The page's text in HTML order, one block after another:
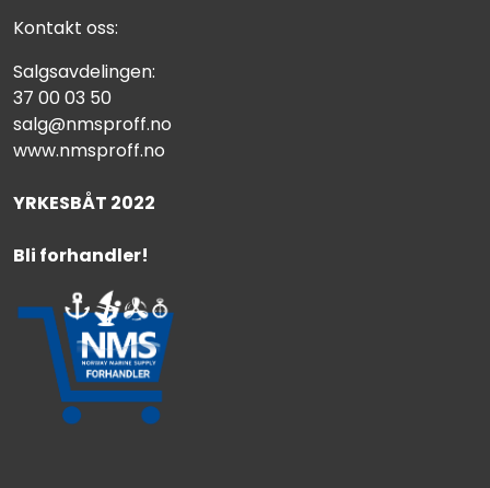
Kontakt oss:
Salgsavdelingen:
37 00 03 50
salg@nmsproff.no
www.nmsproff.no
YRKESBÅT 2022
Bli forhandler!